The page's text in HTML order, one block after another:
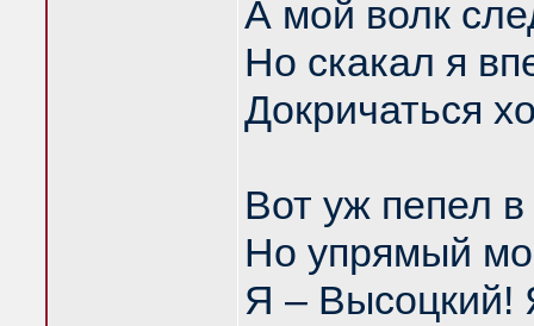
А мой волк
Но скакал я
Докричаться
Вот уж пепел
Но упрямый
Я – Высоцкий!